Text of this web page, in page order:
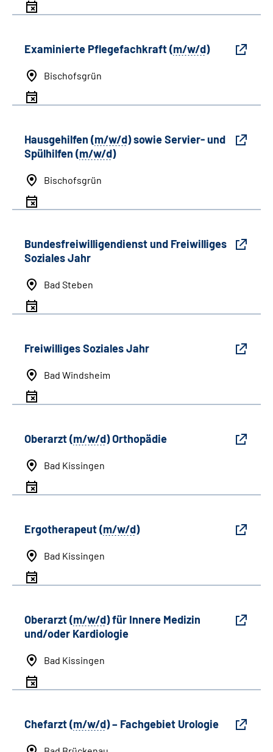
Examinierte Pflegefachkraft (m/w/d)
Bischofsgrün
Hausgehilfen (m/w/d) sowie Servier- und
Spülhilfen (m/w/d)
Bischofsgrün
Bundesfreiwilligendienst und Freiwilliges
Soziales Jahr
Bad Steben
Freiwilliges Soziales Jahr
Bad Windsheim
Oberarzt (m/w/d) Orthopädie
Bad Kissingen
Ergotherapeut (m/w/d)
Bad Kissingen
Oberarzt (m/w/d) für Innere Medizin
und/oder Kardiologie
Bad Kissingen
Chefarzt (m/w/d) – Fachgebiet Urologie